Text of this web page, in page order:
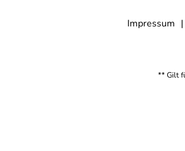
Impressum
** Gilt